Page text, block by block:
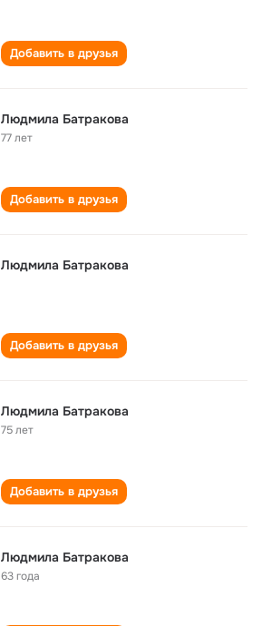
Добавить в друзья
Людмила Батракова
77 лет
Добавить в друзья
Людмила Батракова
Добавить в друзья
Людмила Батракова
75 лет
Добавить в друзья
Людмила Батракова
63 года